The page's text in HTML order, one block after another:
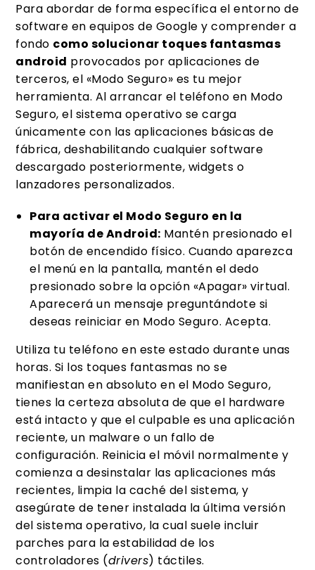
Para abordar de forma específica el entorno de
software en equipos de Google y comprender a
fondo como solucionar toques fantasmas
android provocados por aplicaciones de
terceros, el «Modo Seguro» es tu mejor
herramienta. Al arrancar el teléfono en Modo
Seguro, el sistema operativo se carga
únicamente con las aplicaciones básicas de
fábrica, deshabilitando cualquier software
descargado posteriormente, widgets o
lanzadores personalizados.
Para activar el Modo Seguro en la
mayoría de Android: Mantén presionado el
botón de encendido físico. Cuando aparezca
el menú en la pantalla, mantén el dedo
presionado sobre la opción «Apagar» virtual.
Aparecerá un mensaje preguntándote si
deseas reiniciar en Modo Seguro. Acepta.
Utiliza tu teléfono en este estado durante unas
horas. Si los toques fantasmas no se
manifiestan en absoluto en el Modo Seguro,
tienes la certeza absoluta de que el hardware
está intacto y que el culpable es una aplicación
reciente, un malware o un fallo de
configuración. Reinicia el móvil normalmente y
comienza a desinstalar las aplicaciones más
recientes, limpia la caché del sistema, y
asegúrate de tener instalada la última versión
del sistema operativo, la cual suele incluir
parches para la estabilidad de los
controladores (drivers) táctiles.